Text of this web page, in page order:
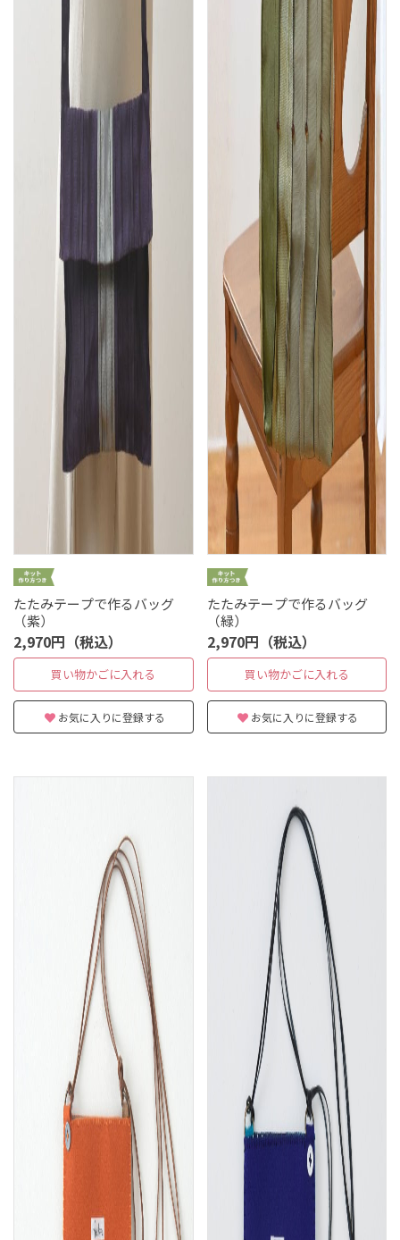
たたみテープで作るバッグ
（紫）
2,970円（税込）
買い物かごに入れる
お気に入りに登録する
たたみテープで作るバッグ
（緑）
2,970円（税込）
買い物かごに入れる
お気に入りに登録する